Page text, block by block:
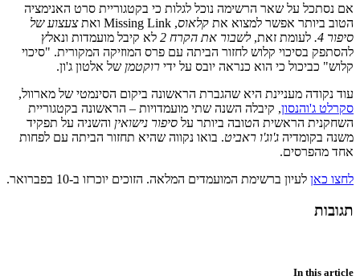
אם נסתכל על שאר הרשימה נוכל לגלות כי בקטגוריית סרט האנימציה
הטוב ביותר אפשר למצוא את קלאוס, Missing Link ואת
צעצוע של
סיפור 4.
לעומת זאת,לשבור את הקרח 2
לא קיבל מועמדות ונאלץ
להסתפק בסיכוי קלוש לחזור הביתה עם פרס המוזיקה המקורית. "סיכוי
קלוש" כביכול כי הוא כנראה יובס על ידי רוקטמן של אלטון ג'ון.
עוד נקודה מעניינת היא שהגברת הראשונה ביקום הסינמטי של מארוול,
סקרלט ג'והנסון, קיבלה השנה שתי מועמדויות – הראשונה בקטגוריית
השחקנית הראשית הטובה ביותר על סיפור נישואין והשניה על תפקיד
משנה בקומדיה ג'וג'ו ראביט. בואו נקווה שהיא תחזור הביתה עם לפחות
אחד מהפרסים.
לחצו כאן לעיון ברשימת המועמדים המלאה. הזוכים יוכרזו ב-10 בפברואר.
תגובות
In this article